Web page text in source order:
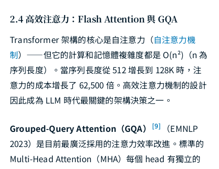
2.4 高效注意力：Flash Attention 與 GQA
Transformer 架構的核心是自注意力（自注意力機
制）——但它的計算和記憶體複雜度都是 O(n²)（n 為
序列長度）。當序列長度從 512 增長到 128K 時，注
意力的成本增長了 62,500 倍。高效注意力機制的設計
因此成為 LLM 時代最關鍵的架構決策之一。
Grouped-Query Attention（GQA） [9]
（EMNLP
2023）是目前最廣泛採用的注意力效率改進。標準的
Multi-Head Attention（MHA）每個 head 有獨立的